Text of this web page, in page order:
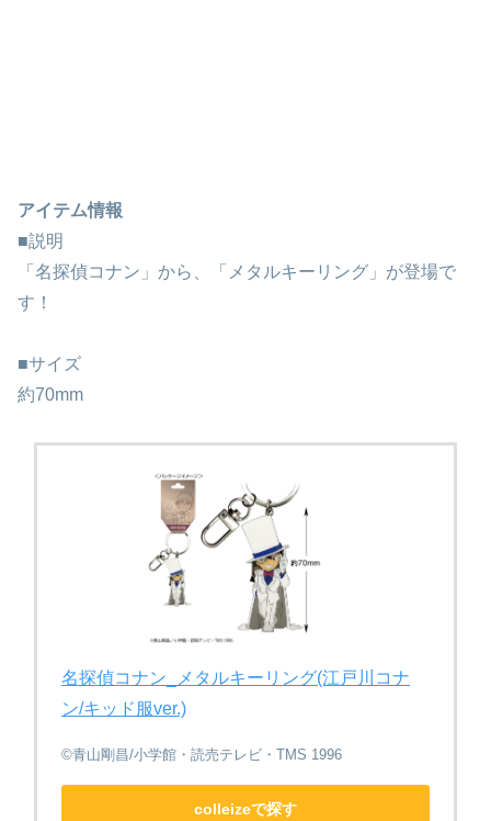
アイテム情報
■説明
「名探偵コナン」から、「メタルキーリング」が登場で
す！
■サイズ
約70mm
名探偵コナン_メタルキーリング(江戸川コナ
ン/キッド服ver.)
©青山剛昌/小学館・読売テレビ・TMS 1996
colleizeで探す